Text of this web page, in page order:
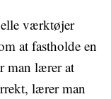
værktøjer
at fastholde en
man lærer at
lærer man